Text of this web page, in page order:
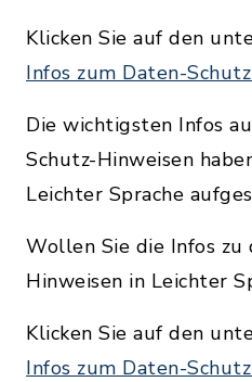
Klicken Sie auf den
Infos zum Daten-
Die wichtigsten Infos
Schutz-Hinweisen
Leichter Sprache
Wollen Sie die Infos zu
Hinweisen in Leichter
Klicken Sie auf den
Infos zum Daten-